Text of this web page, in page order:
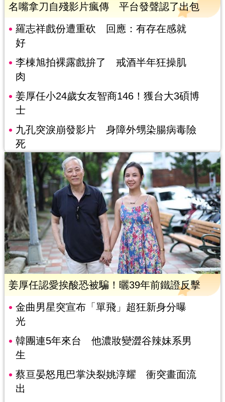
名嘴拿刀自殘影片瘋傳 平台發聲認了出包
羅志祥戲份遭重砍 回應：有存在感就
好
李棟旭拍裸露戲拚了 戒酒半年狂操肌
肉
姜厚任小24歲女友智商146！獲台大3碩博
士
九孔突淚崩發影片 身障外甥染腸病毒險
死
姜厚任認愛挨酸恐被騙！曬39年前鐵證反擊
金曲男星突宣布「單飛」超狂新身分曝
光
韓團連5年來台 他濃妝變澀谷辣妹系男
生
蔡亘晏怒甩巴掌決裂姚淳耀 衝突畫面流
出